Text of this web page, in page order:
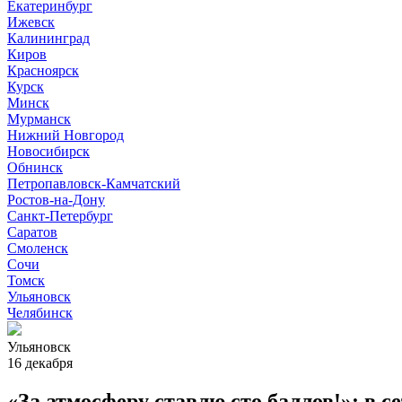
Екатеринбург
Ижевск
Калининград
Киров
Красноярск
Курск
Минск
Мурманск
Нижний Новгород
Новосибирск
Обнинск
Петропавловск-Камчатский
Ростов-на-Дону
Санкт-Петербург
Саратов
Смоленск
Сочи
Томск
Ульяновск
Челябинск
Ульяновск
16 декабря